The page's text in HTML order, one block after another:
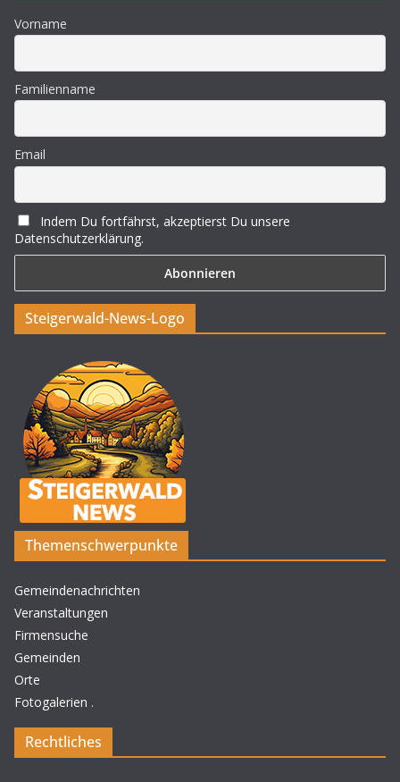
Vorname
Familienname
Email
Indem Du fortfährst, akzeptierst Du unsere
Datenschutzerklärung.
Steigerwald-News-Logo
Themenschwerpunkte
Gemeindenachrichten
Veranstaltungen
Firmensuche
Gemeinden
Orte
Fotogalerien .
Rechtliches